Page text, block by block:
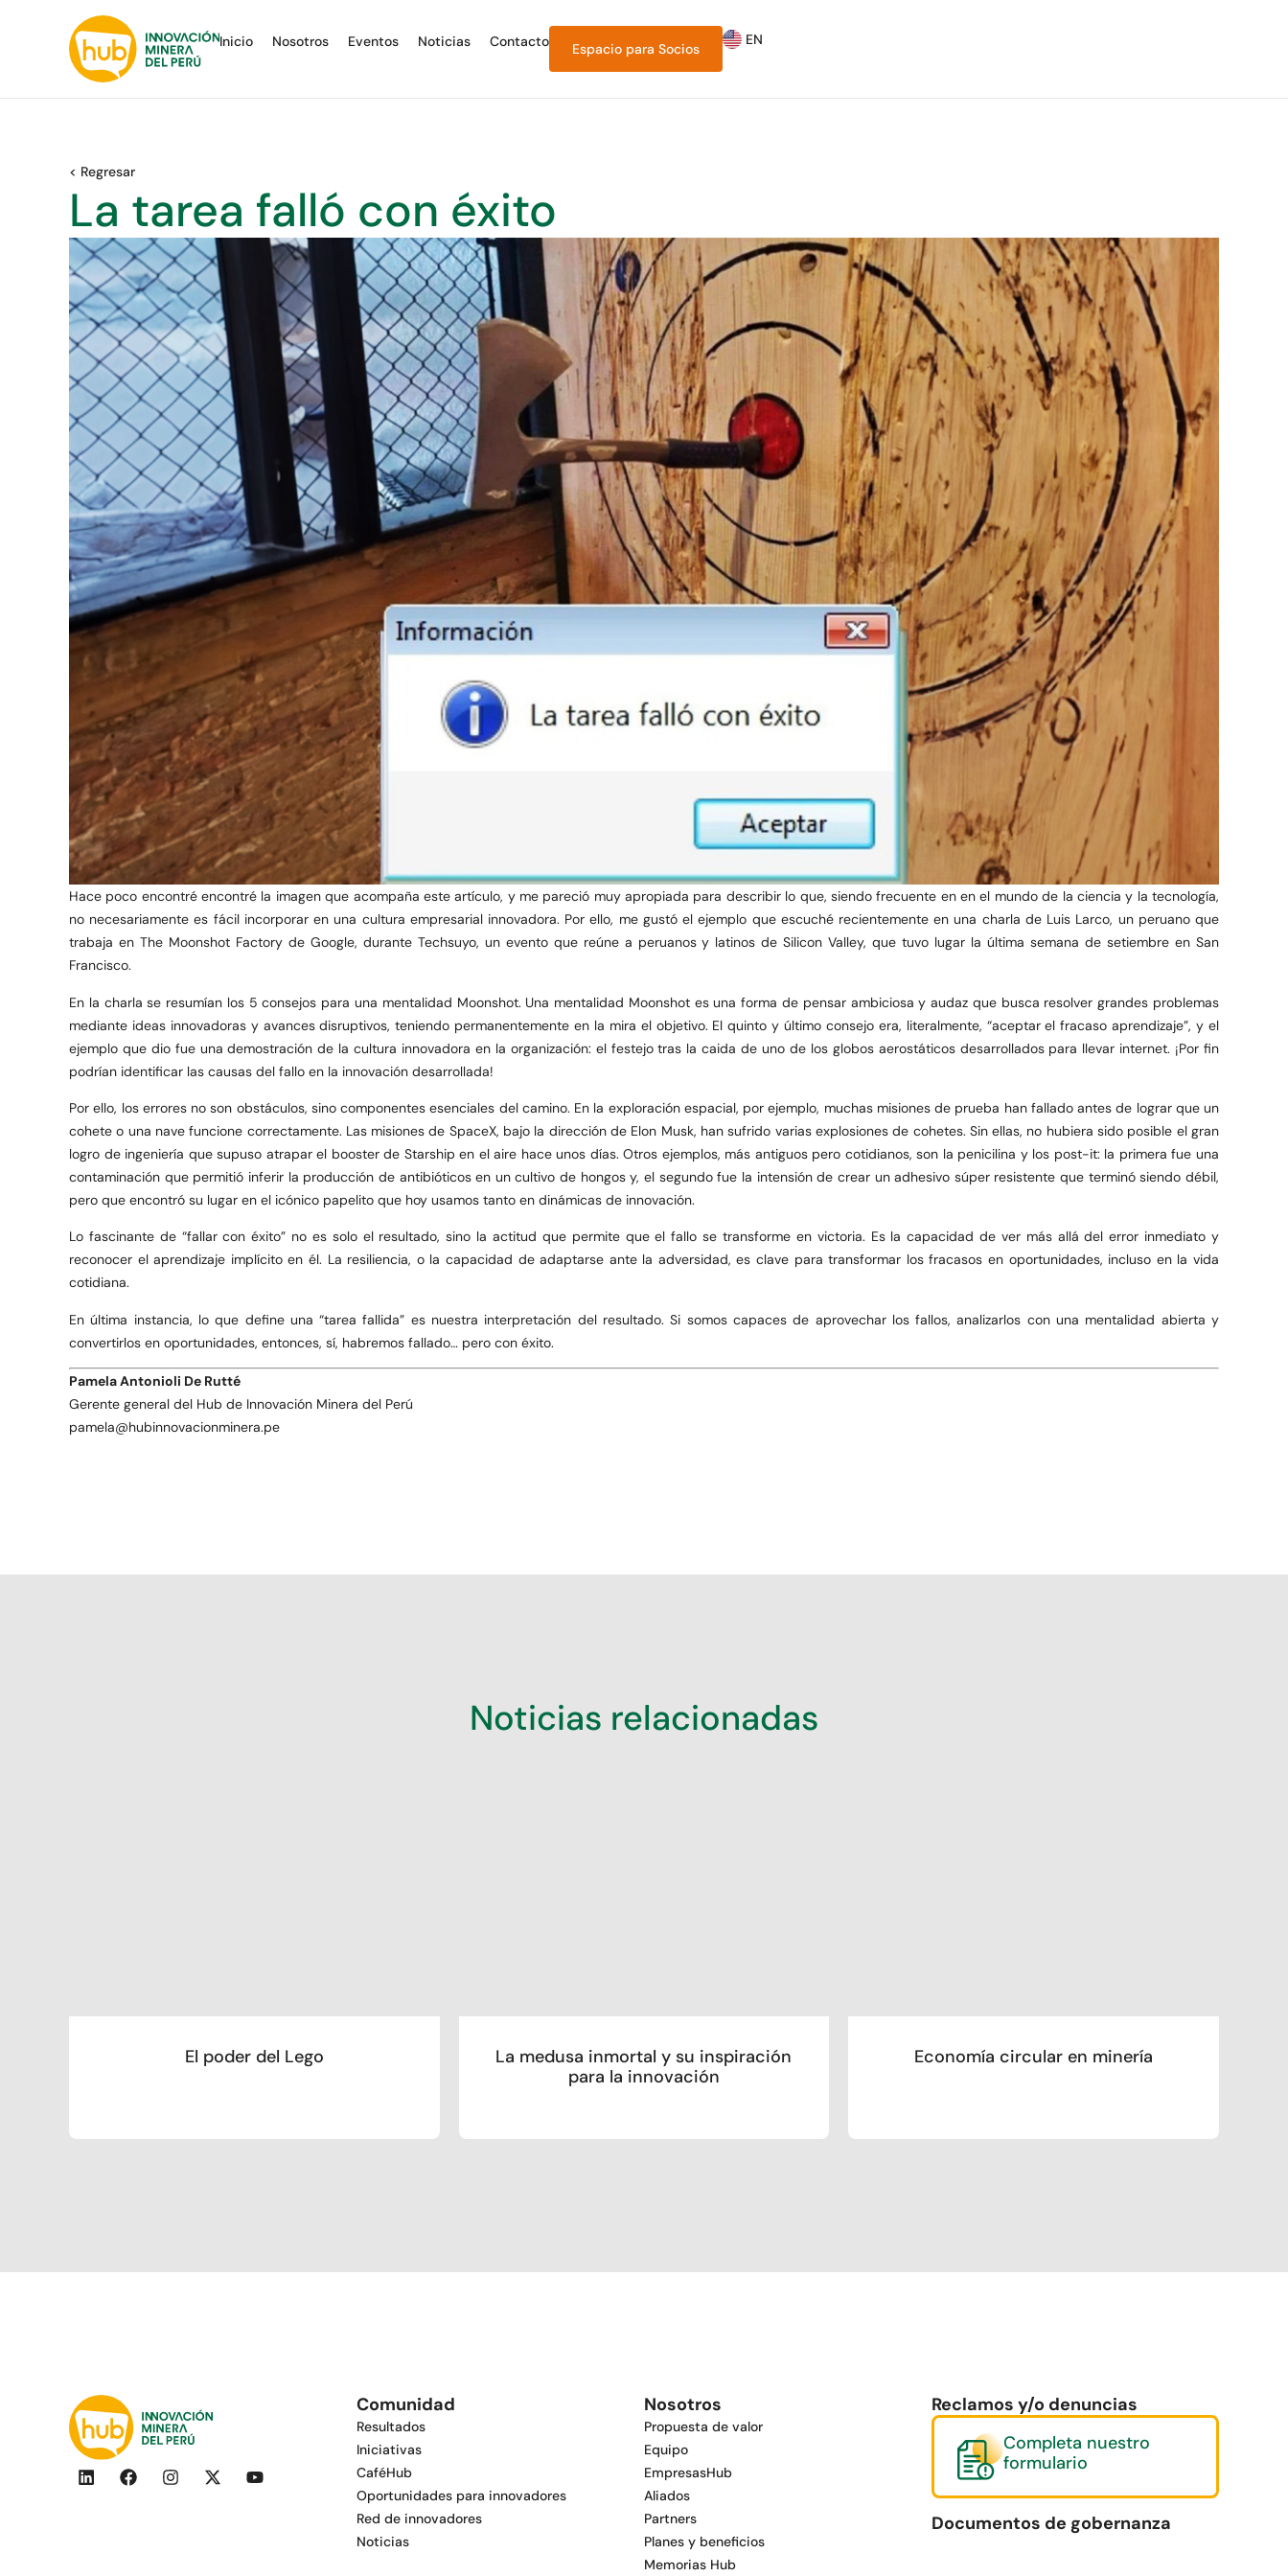
Inicio Nosotros Eventos Noticias Contacto Espacio para Socios
EN
< Regresar
La tarea falló con éxito
Hace poco encontré encontré la imagen que acompaña este artículo, y me pareció muy apropiada para describir lo que, siendo frecuente en en el mundo de la ciencia y la tecnología,
no necesariamente es fácil incorporar en una cultura empresarial innovadora. Por ello, me gustó el ejemplo que escuché recientemente en una charla de Luis Larco, un peruano que
trabaja en The Moonshot Factory de Google, durante Techsuyo, un evento que reúne a peruanos y latinos de Silicon Valley, que tuvo lugar la última semana de setiembre en San
Francisco.
En la charla se resumían los 5 consejos para una mentalidad Moonshot. Una mentalidad Moonshot es una forma de pensar ambiciosa y audaz que busca resolver grandes problemas
mediante ideas innovadoras y avances disruptivos, teniendo permanentemente en la mira el objetivo. El quinto y último consejo era, literalmente, “aceptar el fracaso aprendizaje”, y el
ejemplo que dio fue una demostración de la cultura innovadora en la organización: el festejo tras la caida de uno de los globos aerostáticos desarrollados para llevar internet. ¡Por fin
podrían identificar las causas del fallo en la innovación desarrollada!
Por ello, los errores no son obstáculos, sino componentes esenciales del camino. En la exploración espacial, por ejemplo, muchas misiones de prueba han fallado antes de lograr que un
cohete o una nave funcione correctamente. Las misiones de SpaceX, bajo la dirección de Elon Musk, han sufrido varias explosiones de cohetes. Sin ellas, no hubiera sido posible el gran
logro de ingeniería que supuso atrapar el booster de Starship en el aire hace unos días. Otros ejemplos, más antiguos pero cotidianos, son la penicilina y los post-it: la primera fue una
contaminación que permitió inferir la producción de antibióticos en un cultivo de hongos y, el segundo fue la intensión de crear un adhesivo súper resistente que terminó siendo débil,
pero que encontró su lugar en el icónico papelito que hoy usamos tanto en dinámicas de innovación.
Lo fascinante de “fallar con éxito” no es solo el resultado, sino la actitud que permite que el fallo se transforme en victoria. Es la capacidad de ver más allá del error inmediato y
reconocer el aprendizaje implícito en él. La resiliencia, o la capacidad de adaptarse ante la adversidad, es clave para transformar los fracasos en oportunidades, incluso en la vida
cotidiana.
En última instancia, lo que define una “tarea fallida” es nuestra interpretación del resultado. Si somos capaces de aprovechar los fallos, analizarlos con una mentalidad abierta y
convertirlos en oportunidades, entonces, sí, habremos fallado… pero con éxito.
Pamela Antonioli De Rutté
Gerente general del Hub de Innovación Minera del Perú
pamela@hubinnovacionminera.pe
Noticias relacionadas
El poder del Lego
La medusa inmortal y su inspiración
para la innovación
Economía circular en minería
Comunidad
Resultados
Iniciativas
CaféHub
Oportunidades para innovadores
Red de innovadores
Noticias
Nosotros
Propuesta de valor
Equipo
EmpresasHub
Aliados
Partners
Planes y beneficios
Memorias Hub
Reclamos y/o denuncias
Completa nuestro
formulario
Documentos de gobernanza